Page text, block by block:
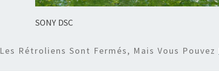
SONY DSC
Les Rétroliens Sont Fermés, Mais Vous Pouvez